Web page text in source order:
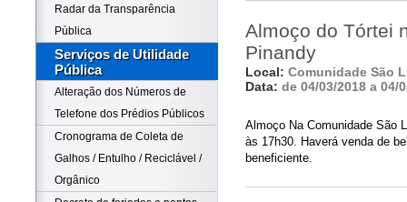
Radar da Transparência
Pública
Serviços de Utilidade
Pública
Alteração dos Números de
Telefone dos Prédios Públicos
Cronograma de Coleta de
Galhos / Entulho / Reciclável /
Orgânico
Almoço do Tórtei
Pinandy
Local: Comunidade São
Data: de 04/03/2018 a 04/
Almoço Na Comunidade São
às 17h30. Haverá venda de
beneficiente.